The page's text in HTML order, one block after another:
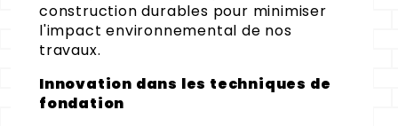
construction durables pour minimiser
l'impact environnemental de nos
travaux.
Innovation dans les techniques de
fondation